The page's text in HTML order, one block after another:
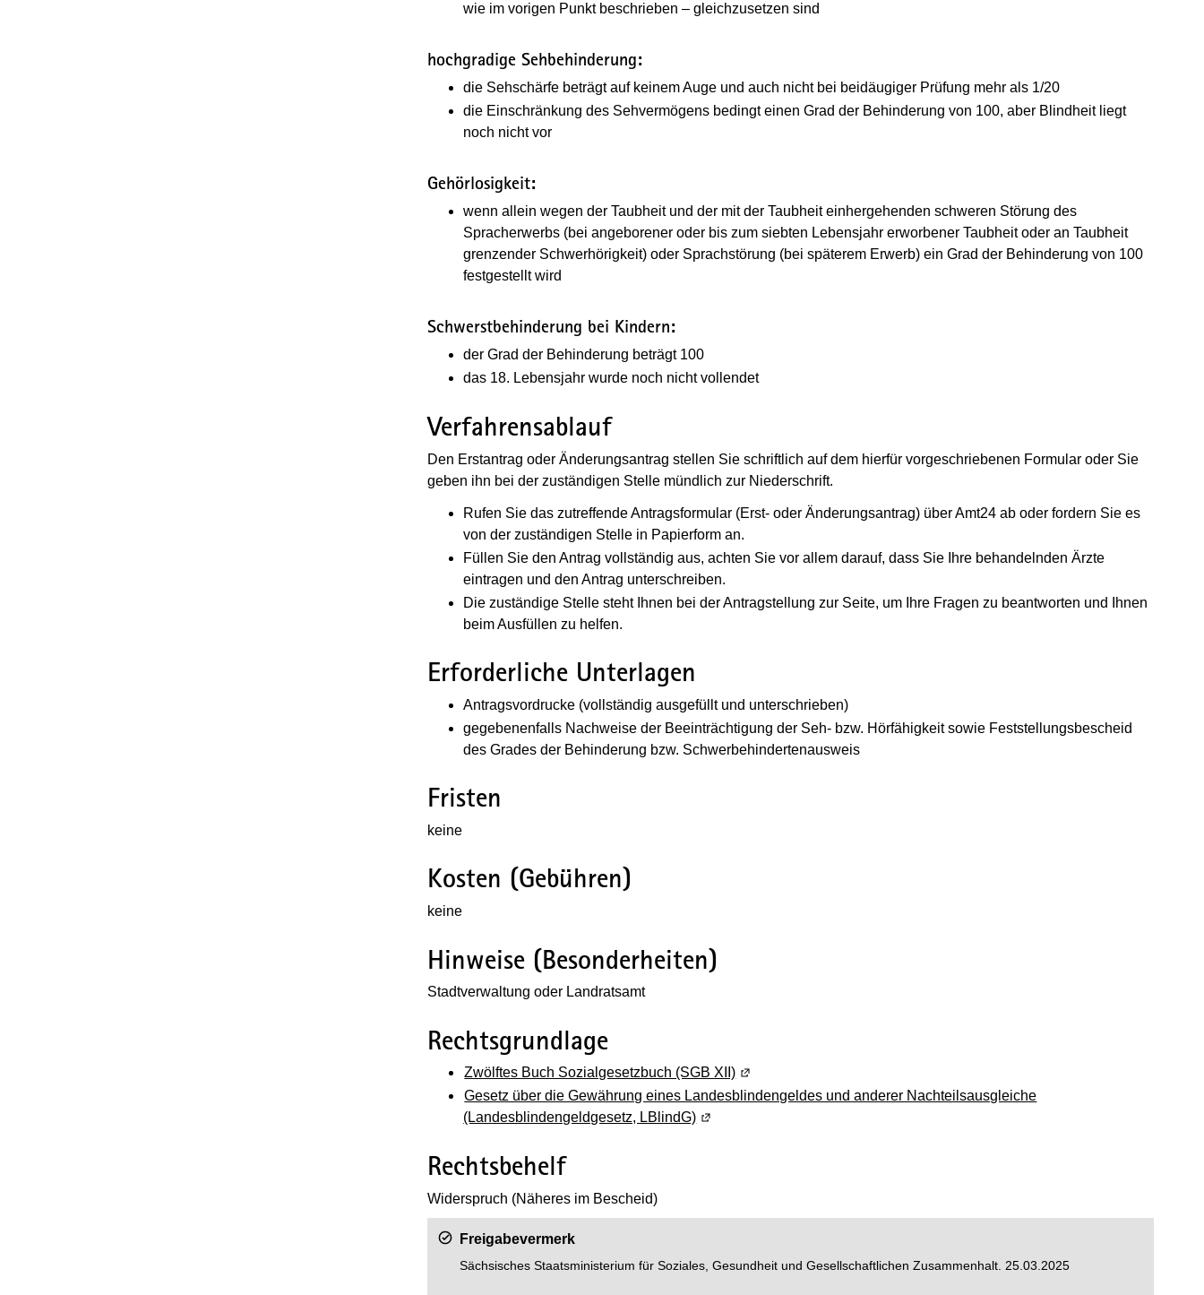
wie im vorigen Punkt beschrieben – gleichzusetzen sind
hochgradige Sehbehinderung:
die Sehschärfe beträgt auf keinem Auge und auch nicht bei beidäugiger Prüfung mehr als 1/20
die Einschränkung des Sehvermögens bedingt einen Grad der Behinderung von 100, aber Blindheit liegt
noch nicht vor
Gehörlosigkeit:
wenn allein wegen der Taubheit und der mit der Taubheit einhergehenden schweren Störung des
Spracherwerbs (bei angeborener oder bis zum siebten Lebensjahr erworbener Taubheit oder an Taubheit
grenzender Schwerhörigkeit) oder Sprachstörung (bei späterem Erwerb) ein Grad der Behinderung von 100
festgestellt wird
Schwerstbehinderung bei Kindern:
der Grad der Behinderung beträgt 100
das 18. Lebensjahr wurde noch nicht vollendet
Verfahrensablauf
Den Erstantrag oder Änderungsantrag stellen Sie schriftlich auf dem hierfür vorgeschriebenen Formular oder Sie
geben ihn bei der zuständigen Stelle mündlich zur Niederschrift.
Rufen Sie das zutreffende Antragsformular (Erst- oder Änderungsantrag) über Amt24 ab oder fordern Sie es
von der zuständigen Stelle in Papierform an.
Füllen Sie den Antrag vollständig aus, achten Sie vor allem darauf, dass Sie Ihre behandelnden Ärzte
eintragen und den Antrag unterschreiben.
Die zuständige Stelle steht Ihnen bei der Antragstellung zur Seite, um Ihre Fragen zu beantworten und Ihnen
beim Ausfüllen zu helfen.
Erforderliche Unterlagen
Antragsvordrucke (vollständig ausgefüllt und unterschrieben)
gegebenenfalls Nachweise der Beeinträchtigung der Seh- bzw. Hörfähigkeit sowie Feststellungsbescheid
des Grades der Behinderung bzw. Schwerbehindertenausweis
Fristen
keine
Kosten (Gebühren)
keine
Hinweise (Besonderheiten)
Stadtverwaltung oder Landratsamt
Rechtsgrundlage
Zwölftes Buch Sozialgesetzbuch (SGB XII) (Wird in einem neuen Fenster geöffnet)
Gesetz über die Gewährung eines Landesblindengeldes und anderer Nachteilsausgleiche
(Landesblindengeldgesetz, LBlindG) (Wird in einem neuen Fenster geöffnet)
Rechtsbehelf
Widerspruch (Näheres im Bescheid)
Freigabevermerk
Sächsisches Staatsministerium für Soziales, Gesundheit und Gesellschaftlichen Zusammenhalt. 25.03.2025